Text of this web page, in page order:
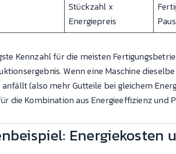
Stückzahl x
Energiepreis
Kennzahl für die meisten
Wenn eine Maschine
anfällt (also mehr Gutteile bei gleichem
die Kombination aus Energieeffizienz und
Energiekosten